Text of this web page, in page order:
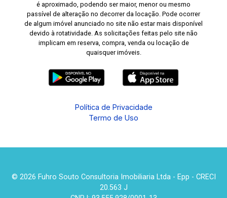
é aproximado, podendo ser maior, menor ou mesmo
passível de alteração no decorrer da locação. Pode ocorrer
de algum imóvel anunciado no site não estar mais disponível
devido à rotatividade. As solicitações feitas pelo site não
implicam em reserva, compra, venda ou locação de
quaisquer imóveis.
Política de Privacidade
Termo de Uso
© 2026 Fuhro Souto Consultoria Imobiliaria Ltda - Epp - CRECI
20.563 J